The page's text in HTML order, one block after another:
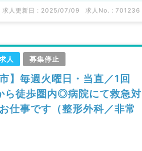
求人更新日 : 2025/07/09 求人No. : 701236
人 募集停止
】毎週火曜日・当直／1回
徒歩圏内◎病院にて救急対
仕事です（整形外科／非常